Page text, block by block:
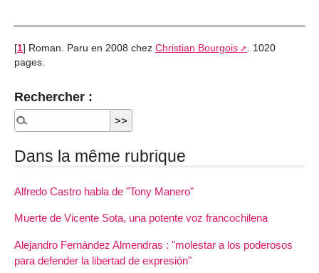
[1] Roman. Paru en 2008 chez Christian Bourgois
. 1020
pages.
Rechercher :
Dans la même rubrique
Alfredo Castro habla de "Tony Manero"
Muerte de Vicente Sota, una potente voz francochilena
Alejandro Fernández Almendras : "molestar a los poderosos
para defender la libertad de expresión"